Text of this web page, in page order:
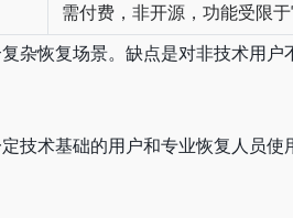
需付费，非开源，功能受限
杂恢复场景。缺点是对非技术用户
技术基础的用户和专业恢复人员使